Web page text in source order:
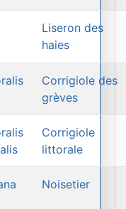
Liseron des
haies
Corrigiole des
grèves
Corrigiole
littorale
Noisetier